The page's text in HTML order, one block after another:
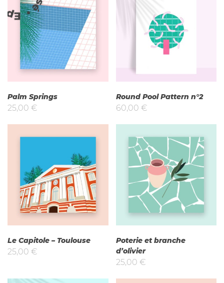
Palm Springs
25,00 €
Round Pool Pattern n°2
60,00 €
Le Capitole – Toulouse
25,00 €
Poterie et branche
d’olivier
25,00 €